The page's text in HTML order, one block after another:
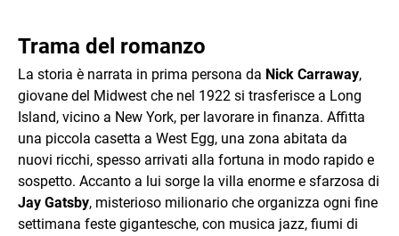
Trama del romanzo
La storia è narrata in prima persona da Nick Carraway,
giovane del Midwest che nel 1922 si trasferisce a Long
Island, vicino a New York, per lavorare in finanza. Affitta
una piccola casetta a West Egg, una zona abitata da
nuovi ricchi, spesso arrivati alla fortuna in modo rapido e
sospetto. Accanto a lui sorge la villa enorme e sfarzosa di
Jay Gatsby, misterioso milionario che organizza ogni fine
settimana feste gigantesche, con musica jazz, fiumi di